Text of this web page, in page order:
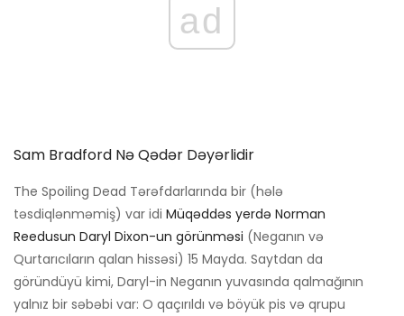
ad
Sam Bradford Nə Qədər Dəyərlidir
The Spoiling Dead Tərəfdarlarında bir (hələ
təsdiqlənməmiş) var idi Müqəddəs yerdə Norman
Reedusun Daryl Dixon-un görünməsi (Neganın və
Qurtarıcıların qalan hissəsi) 15 Mayda. Saytdan da
göründüyü kimi, Daryl-in Neganın yuvasında qalmağının
yalnız bir səbəbi var: O qaçırıldı və böyük pis və qrupu